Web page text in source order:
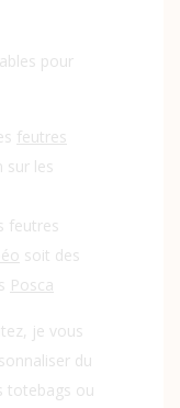
pour
feutres
sur les
feutres
soit des
Posca
je vous
du
totebags ou